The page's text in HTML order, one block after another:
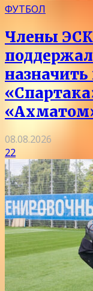
ФУТБОЛ
Члены ЭСК
назначить
08.08.2026
22